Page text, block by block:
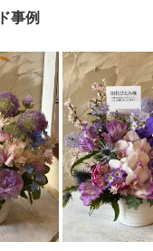
事例